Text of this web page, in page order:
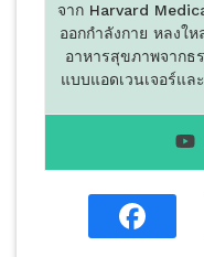
จาก Harvard
ออกกำลังกาย หลงใ
อาหารสุขภาพจากธ
แบบแอดเวนเจอร์แล